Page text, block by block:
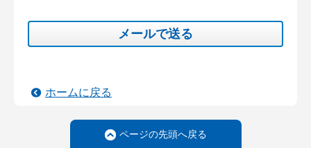
メールで送る
ホームに戻る
ページの先頭へ戻る